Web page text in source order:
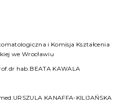
i Komisja Kształcenia
we Wrocławiu
hab.BEATA KAWALA
KANAFFA-KILIJAŃSKA